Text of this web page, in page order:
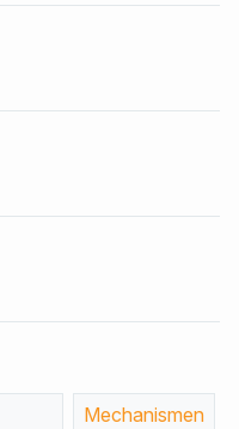
Mechanismen